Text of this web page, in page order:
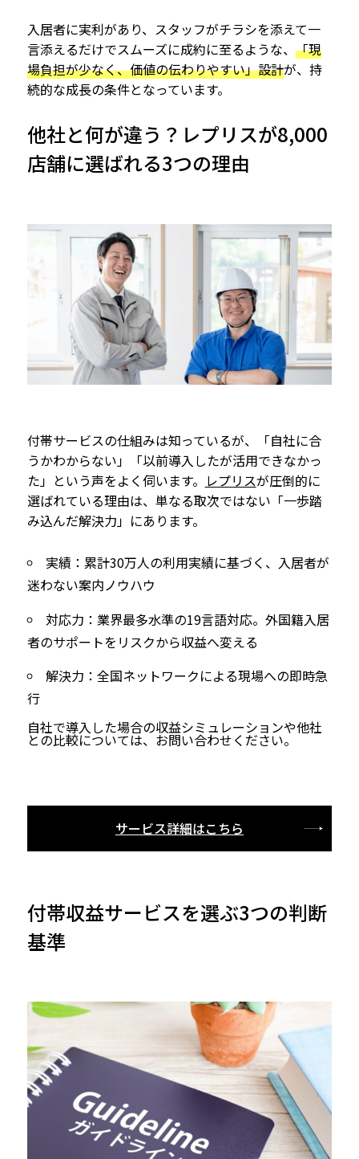
入居者に実利があり、スタッフがチラシを添えて一
言添えるだけでスムーズに成約に至るような、 「現
場負担が少なく、価値の伝わりやすい」設計が、持
続的な成長の条件となっています。
他社と何が違う？レプリスが8,000
店舗に選ばれる3つの理由
付帯サービスの仕組みは知っているが、「自社に合
うかわからない」「以前導入したが活用できなかっ
た」という声をよく伺います。 レプリスが圧倒的に
選ばれている理由は、単なる取次ではない「一歩踏
み込んだ解決力」にあります。
実績：累計30万人の利用実績に基づく、入居者が
迷わない案内ノウハウ
対応力 ：業界最多水準の19言語対応。外国籍入居
者のサポートをリスクから収益へ変える
解決力 ：全国ネットワークによる現場への即時急
行
自社で導入した場合の収益シミュレーションや他社
との比較については、お問い合わせください。
サービス詳細はこちら
付帯収益サービスを選ぶ3つの判断
基準